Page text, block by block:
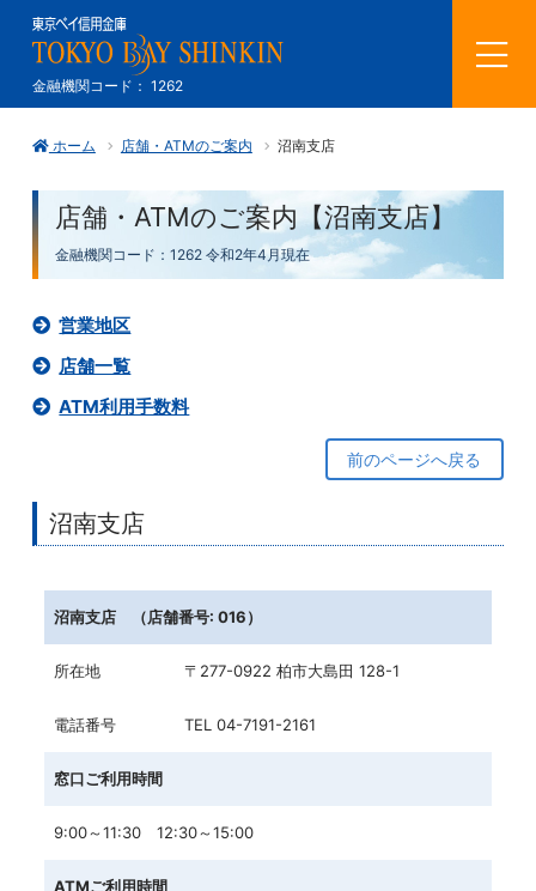
金融機関コード： 1262
メ
ニ
ホーム 店舗・ATMのご案内 沼南支店
店舗・ATMのご案内【沼南支店】
金融機関コード：1262令和2年4月現在
営業地区
店舗一覧
ATM利用手数料
前のページへ戻る
沼南支店
沼南支店 （店舗番号: 016）
所在地 〒277-0922 柏市大島田 128-1
電話番号 TEL 04-7191-2161
窓口ご利用時間
9:00～11:30 12:30～15:00
ATMご利用時間